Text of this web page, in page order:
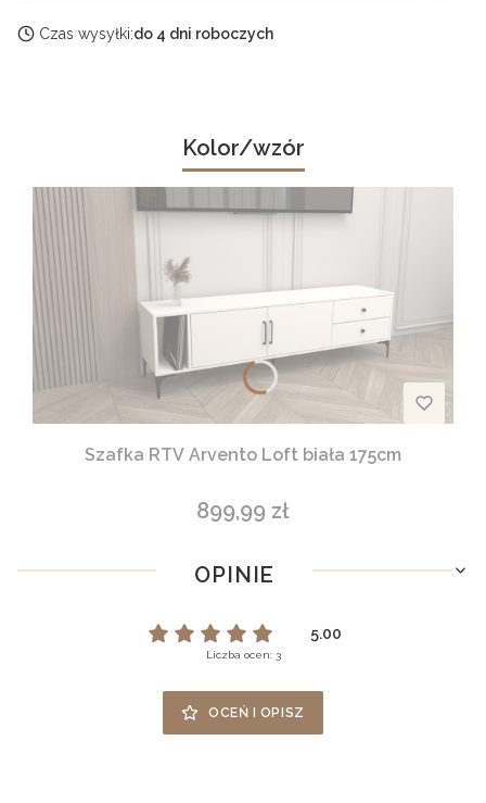
Czas wysyłki:do 4 dni roboczych
Kolor/wzór
Szafka RTV Arvento Loft biała 175cm
Cena
899,99 zł
OPINIE
5.00
Liczba ocen: 3
OCEŃ I OPISZ